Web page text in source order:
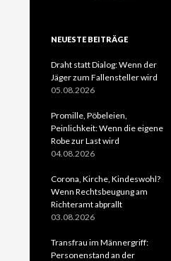
NEUESTE BEITRÄGE
Draht statt Dialog: Wenn der
Jäger zum Fallensteller wird
05.08.2026
Promille, Pöbeleien,
Peinlichkeit: Wenn die eigene
Robe zur Last wird
04.08.2026
Corona, Kirche, Kindeswohl?
Wenn Rechtsbeugung am
Richteramt abprallt
03.08.2026
Transfrau im Männergriff:
Personenstand an der